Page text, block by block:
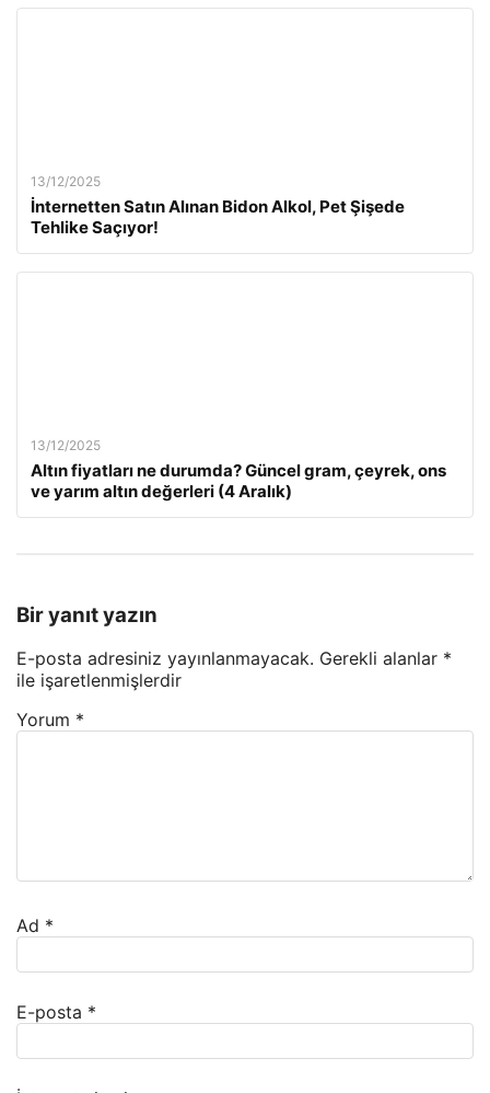
13/12/2025
İnternetten Satın Alınan Bidon Alkol, Pet Şişede
Tehlike Saçıyor!
13/12/2025
Altın fiyatları ne durumda? Güncel gram, çeyrek, ons
ve yarım altın değerleri (4 Aralık)
Bir yanıt yazın
E-posta adresiniz yayınlanmayacak. Gerekli alanlar *
ile işaretlenmişlerdir
Yorum *
Ad *
E-posta *